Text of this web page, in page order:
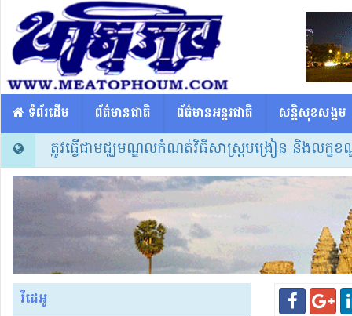
​​ ទំព័រដើម ព័ត៌មានជាតិ ព័ត៌មានអន្តរជាតិ សន្តិសុខសង្គម
នត្រូវធ្វើជាមជ្ឈមណ្ឌលកំណត់វិធីសាស្ត្របង្រៀន និងលក្ខខ
វីដេអូ